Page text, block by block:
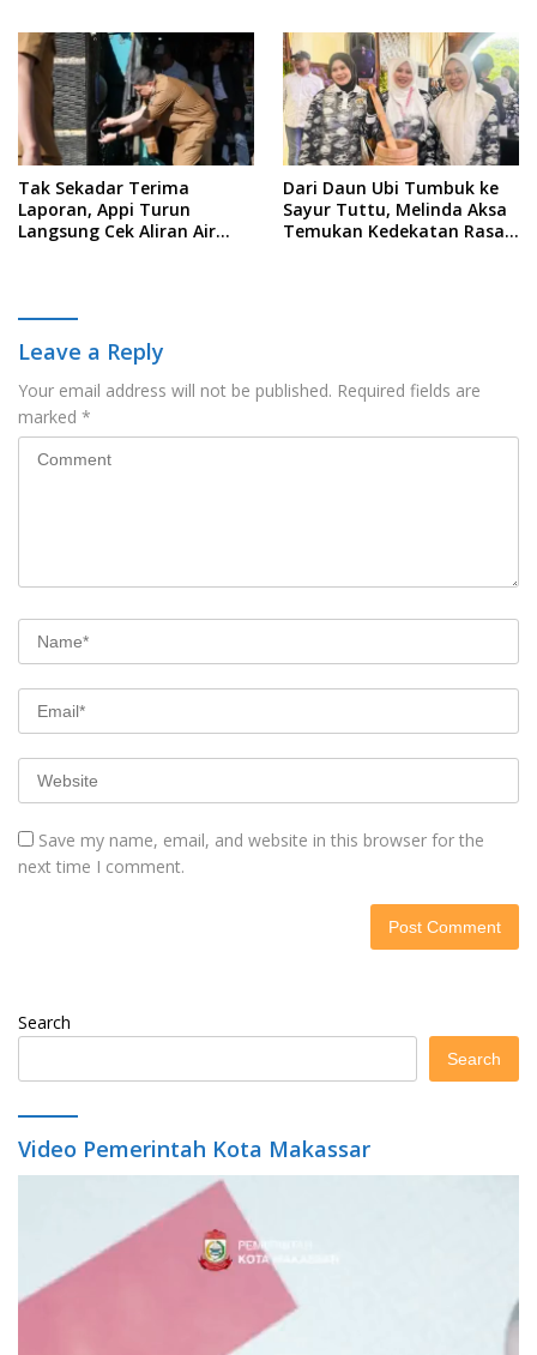
Data
Tak Sekadar Terima
Laporan, Appi Turun
Langsung Cek Aliran Air
Dari Daun Ubi Tumbuk ke
Sayur Tuttu, Melinda Aksa
Temukan Kedekatan Rasa
Leave a Reply
Your email address will not be published. Required fields are
marked *
Save my name, email, and website in this browser for the
next time I comment.
Search
Search
Video Pemerintah Kota Makassar